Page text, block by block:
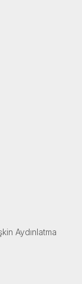
Aydınlatma